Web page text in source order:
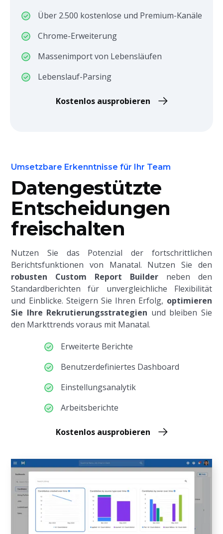
Über 2.500 kostenlose und Premium-Kanäle
Chrome-Erweiterung
Massenimport von Lebensläufen
Lebenslauf-Parsing
Kostenlos ausprobieren
Umsetzbare Erkenntnisse für Ihr Team
Datengestützte
Entscheidungen
freischalten
Nutzen Sie das Potenzial der fortschrittlichen
Berichtsfunktionen von Manatal. Nutzen Sie den
robusten Custom Report Builder neben den
Standardberichten
für unvergleichliche Flexibilität
und Einblicke. Steigern Sie Ihren Erfolg, optimieren
Sie Ihre Rekrutierungsstrategien und bleiben Sie
den Markttrends voraus mit Manatal.
Erweiterte Berichte
Benutzerdefiniertes Dashboard
Einstellungsanalytik
Arbeitsberichte
Kostenlos ausprobieren